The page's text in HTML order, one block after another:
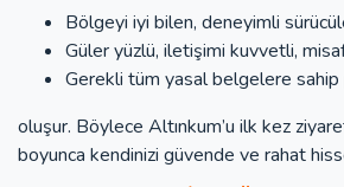
Bölgeyi iyi bilen, deneyimli
Güler yüzlü, iletişimi kuvvetli,
Gerekli tüm yasal belgelere
oluşur. Böylece Altınkum’u ilk kez
boyunca kendinizi güvende ve rahat